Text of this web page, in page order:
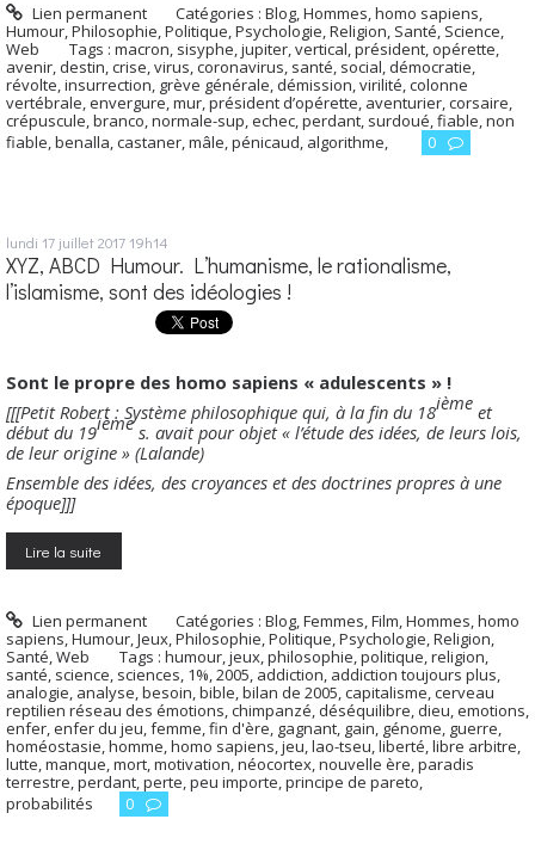
Lien permanent Catégories :Blog,Hommes, homo sapiens,
Humour,Philosophie,Politique,Psychologie,Religion, Santé, Science,
Web
Tags : macron, sisyphe,jupiter,vertical,président, opérette,
avenir, destin,crise,virus,coronavirus, santé, social, démocratie,
révolte,insurrection, grève générale, démission,virilité,colonne
vertébrale,envergure,mur,président d’opérette, aventurier,corsaire,
crépuscule,branco,normale-sup,echec,perdant, surdoué,fiable,non
fiable,benalla,castaner,mâle,pénicaud, algorithme, 0
lundi 17 juillet 201719h14
XYZ, ABCD Humour. L’humanisme, le rationalisme,
l’islamisme, sont des idéologies !
Sont le propre des homo sapiens « adulescents » !
[[[Petit Robert : Système philosophique qui, à la fin du 18ième et
début du 19ièmes. avait pour objet « l’étude des idées, de leurs lois,
de leur origine » (Lalande)
Ensemble des idées, des croyances et des doctrines propres à une
époque]]]
Lire la suite
Lien permanent Catégories :Blog,Femmes,Film,Hommes, homo
sapiens,Humour,Jeux,Philosophie,Politique,Psychologie,Religion,
Santé,Web Tags : humour,jeux,philosophie,politique,religion,
santé, science, sciences, 1%,2005, addiction, addiction toujours plus,
analogie, analyse,besoin,bible,bilan de 2005,capitalisme,cerveau
reptilien réseau des émotions,chimpanzé, déséquilibre, dieu,emotions,
enfer,enfer du jeu,femme,fin d'ère, gagnant, gain, génome, guerre,
homéostasie,homme,homo sapiens,jeu,lao-tseu,liberté,libre arbitre,
lutte,manque,mort,motivation,néocortex,nouvelle ère,paradis
terrestre,perdant,perte,peu importe,principe de pareto,
probabilités
0